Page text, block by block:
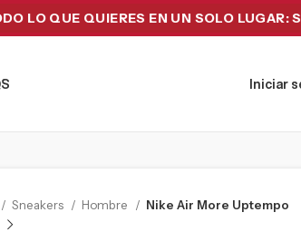
QUE QUIERES EN UN SOLO LUGAR:
Iniciar
Sneakers Hombre Nike Air More Uptempo